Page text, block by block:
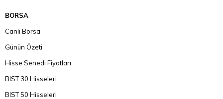
BORSA
Canlı Borsa
Günün Özeti
Hisse Senedi Fiyatları
BIST 30 Hisseleri
BIST 50 Hisseleri